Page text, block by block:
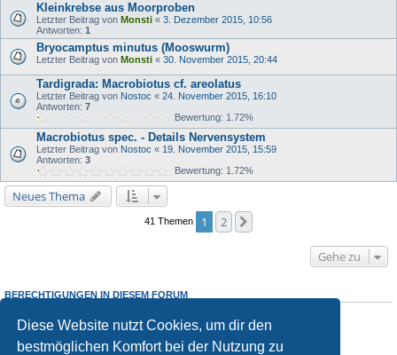
Diese Website nutzt Cookies, um dir den
bestmöglichen Komfort bei der Nutzung zu
Kleinkrebse aus Moorproben
Letzter Beitrag von Monsti « 3. Dezember 2015, 10:56
Antworten: 1
Bryocamptus minutus (Mooswurm)
Letzter Beitrag von Monsti « 30. November 2015, 20:44
Tardigrada: Macrobiotus cf. areolatus
Letzter Beitrag von Nostoc « 24. November 2015, 16:10
Antworten: 7
Bewertung: 1.72%
Macrobiotus spec. - Details Nervensystem
Letzter Beitrag von Nostoc « 19. November 2015, 15:59
Antworten: 3
Bewertung: 1.72%
Neues Thema
41 Themen 1 2
Gehe zu
BERECHTIGUNGEN IN DIESEM FORUM
Du darfstkeineAntworten zu Themen in diesem Forum erstellen.
Du darfst deine Beiträge in diesem Forum
nicht löschen.